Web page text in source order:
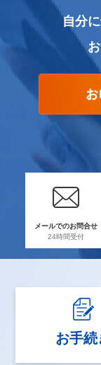
を申し出る
約権を行使
みなされま
両当事者間
して発注し
成立し、当
おける契約
3 サービス
盗難、紛失
発行を希望
法で再発行
た、再発行
ビス利用料
ありません。
4 料金、支
自分
メールでのお問合せ
24時間受付
お手続